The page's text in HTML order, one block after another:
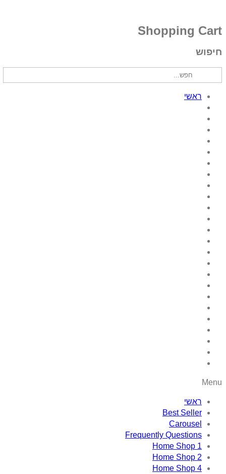
Shopping Cart
חיפוש
ראשי
Menu
ראשי
Best Seller
Carousel
Frequently Questions
Home Shop 1
Home Shop 2
Home Shop 4